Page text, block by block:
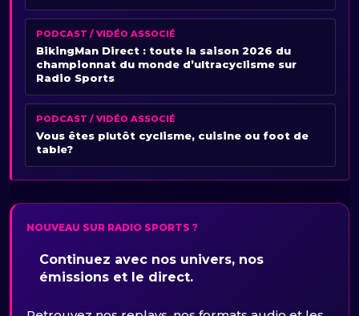
PODCAST / VIDÉO ASSOCIÉ
BikingMan Direct : toute la saison 2026 du
championnat du monde d’ultracyclisme sur
Radio Sports
PODCAST / VIDÉO ASSOCIÉ
Vous êtes plutôt cyclisme, cuisine ou foot de
table?
NOUVEAU SUR RADIO SPORTS ?
Continuez avec nos univers, nos
émissions et le direct.